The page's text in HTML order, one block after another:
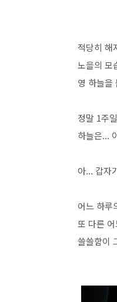
적당히 해
노을의 모
영 하늘을
정말 1주
하늘은...
아... 갑자
어느 하루
또 다른
쓸쓸함이